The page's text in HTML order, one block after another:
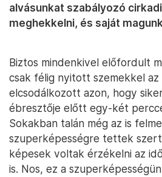
alvásunkat szabályozó
meghekkelni, és saját
Biztos mindenkivel előfordult
csak félig nyitott szemekkel az
elcsodálkozott azon, hogy
ébresztője előtt egy-két
Sokakban talán még az is
szuperképességre tettek szert
képesek voltak érzékelni az
is. Nos, ez a